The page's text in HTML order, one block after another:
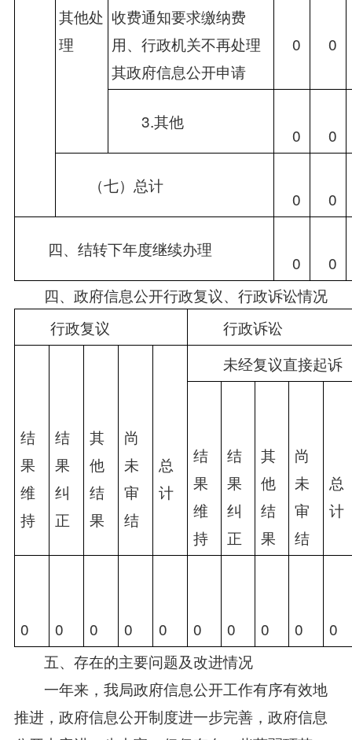
其他处
理
收费通知要求缴纳费
用、行政机关不再处理
其政府信息公开申请
0 0
3.其他
0 0
（七）总计
0 0
四、结转下年度继续办理
0 0
四、政府信息公开行政复议、行政诉讼情况
行政复议
行政诉讼
结
果
维
持
结
果
纠
正
其
他
结
果
尚
未
审
结
总
计
未经复议直接起诉
结
果
维
持
结
果
纠
正
其
他
结
果
尚
未
审
结
总
计
0 0 0 0 0 0 0 0 0
0
五、存在的主要问题及改进情况
一年来，我局政府信息公开工作有序有效地
推进，政府信息公开制度进一步完善，政府信息